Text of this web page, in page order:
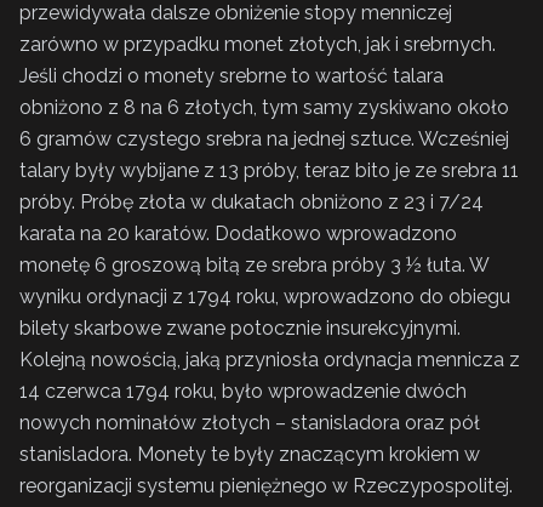
przewidywała dalsze obniżenie stopy menniczej
zarówno w przypadku monet złotych, jak i srebrnych.
Jeśli chodzi o monety srebrne to wartość talara
obniżono z 8 na 6 złotych, tym samy zyskiwano około
6 gramów czystego srebra na jednej sztuce. Wcześniej
talary były wybijane z 13 próby, teraz bito je ze srebra 11
próby. Próbę złota w dukatach obniżono z 23 i 7/24
karata na 20 karatów. Dodatkowo wprowadzono
monetę 6 groszową bitą ze srebra próby 3 ½ łuta. W
wyniku ordynacji z 1794 roku, wprowadzono do obiegu
bilety skarbowe zwane potocznie insurekcyjnymi.
Kolejną nowością, jaką przyniosła ordynacja mennicza z
14 czerwca 1794 roku, było wprowadzenie dwóch
nowych nominałów złotych – stanisladora oraz pół
stanisladora. Monety te były znaczącym krokiem w
reorganizacji systemu pieniężnego w Rzeczypospolitej.